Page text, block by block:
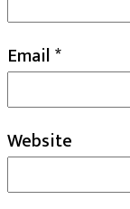
Email*
Website